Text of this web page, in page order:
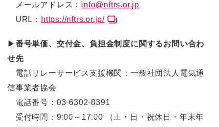
メールアドレス： info@nftrs.or.jp
URL： https://nftrs.or.jp/
▶ 番号単価、交付金、負担金制度に関するお問い合わ
せ先
電話リレーサービス支援機関：一般社団法人電気通
信事業者協会
電話番号：03-6302-8391
受付時間：9:00～17:00 （土・日・祝休日・年末年